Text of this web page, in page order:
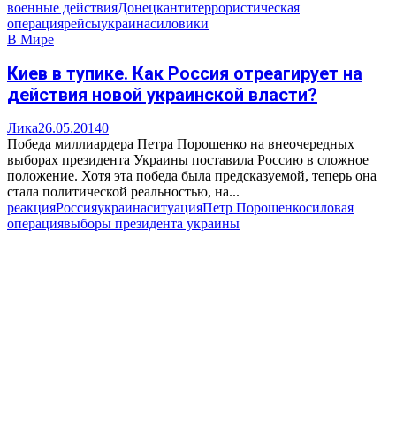
военные действияДонецкантитеррористическая
операциярейсыукраинасиловики
В Мире
Киев в тупике. Как Россия отреагирует на
действия новой украинской власти?
Лика26.05.20140
Победа миллиардера Петра Порошенко на внеочередных
выборах президента Украины поставила Россию в сложное
положение. Хотя эта победа была предсказуемой, теперь она
стала политической реальностью, на...
реакцияРоссияукраинаситуацияПетр Порошенкосиловая
операциявыборы президента украины